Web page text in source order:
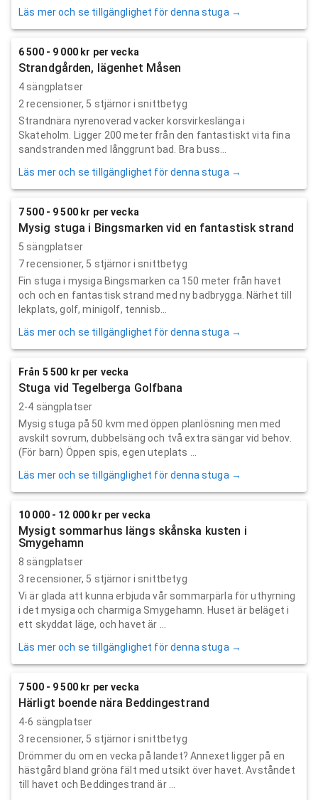
Läs mer och se tillgänglighet för denna stuga →
6 500 - 9 000 kr per vecka
Strandgården, lägenhet Måsen
4 sängplatser
2 recensioner, 5 stjärnor i snittbetyg
Strandnära nyrenoverad vacker korsvirkeslänga i
Skateholm. Ligger 200 meter från den fantastiskt vita fina
sandstranden med långgrunt bad. Bra buss...
Läs mer och se tillgänglighet för denna stuga →
7 500 - 9 500 kr per vecka
Mysig stuga i Bingsmarken vid en fantastisk strand
5 sängplatser
7recensioner, 5 stjärnor i snittbetyg
Fin stuga i mysiga Bingsmarken ca 150 meter från havet
och och en fantastisk strand med ny badbrygga. Närhet till
lekplats, golf, minigolf, tennisb...
Läs mer och se tillgänglighet för denna stuga →
Från 5 500 kr per vecka
Stuga vid Tegelberga Golfbana
2-4 sängplatser
Mysig stuga på 50 kvm med öppen planlösning men med
avskilt sovrum, dubbelsäng och två extra sängar vid behov.
(För barn) Öppen spis, egen uteplats ...
Läs mer och se tillgänglighet för denna stuga →
10 000 - 12 000 kr per vecka
Mysigt sommarhus längs skånska kusten i
Smygehamn
8 sängplatser
3 recensioner, 5 stjärnor i snittbetyg
Vi är glada att kunna erbjuda vår sommarpärla för uthyrning
i det mysiga och charmiga Smygehamn. Huset är beläget i
ett skyddat läge, och havet är ...
Läs mer och se tillgänglighet för denna stuga →
7 500 - 9 500 kr per vecka
Härligt boende nära Beddingestrand
4-6 sängplatser
3 recensioner, 5 stjärnor i snittbetyg
Drömmer du om en vecka på landet? Annexet ligger på en
hästgård bland gröna fält med utsikt över havet. Avståndet
till havet och Beddingestrand är ...